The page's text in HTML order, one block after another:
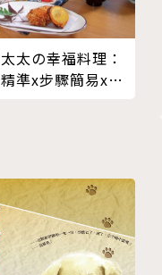
協會理事長）
系主任）
長）
）
， P.64
P.66
太の幸福料理：
準x步驟簡易x輕